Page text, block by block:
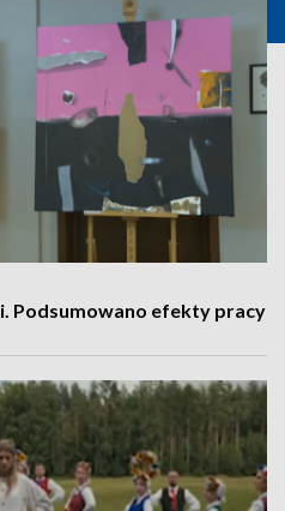
Podsumowano efekty pracy